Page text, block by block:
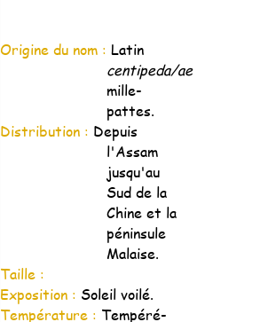
Origine du nom : Latin
centipeda/ae
mille-
pattes.
Distribution : Depuis
l'Assam
jusqu'au
Sud de la
Chine et la
péninsule
Malaise.
Taille :
Exposition : Soleil voilé.
Température : Tempéré-